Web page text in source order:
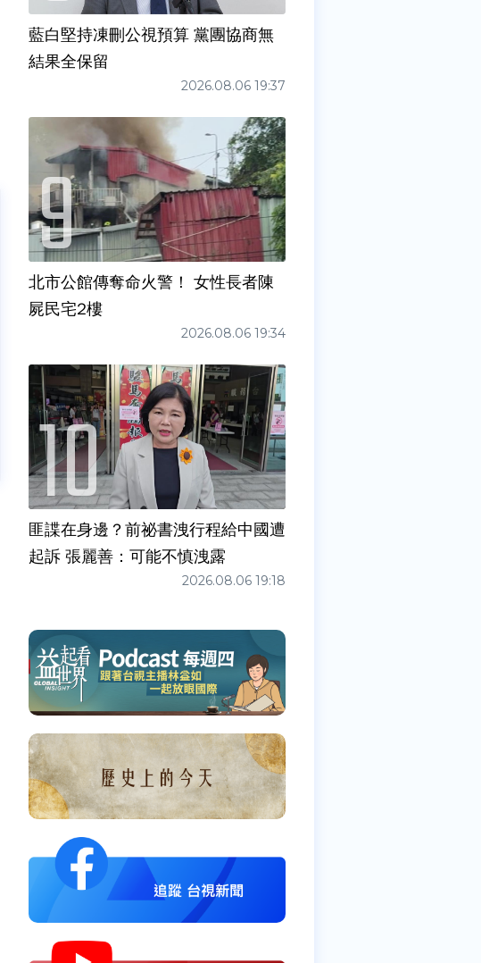
藍白堅持凍刪公視預算 黨團協商無
結果全保留
2026.08.06 19:37
北市公館傳奪命火警！ 女性長者陳
屍民宅2樓
2026.08.06 19:34
匪諜在身邊？前祕書洩行程給中國遭
起訴 張麗善：可能不慎洩露
2026.08.06 19:18